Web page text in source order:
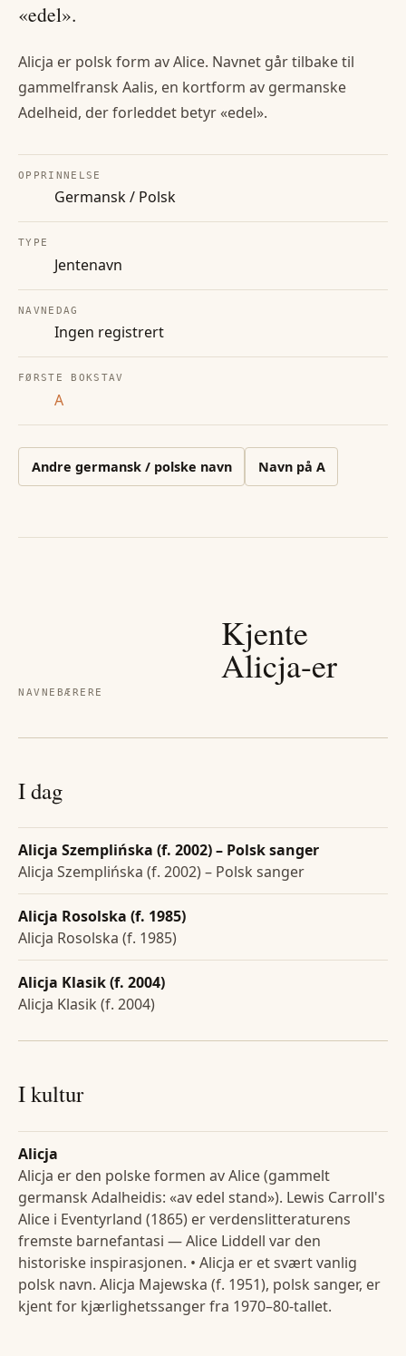
«edel».
Alicja er polsk form av Alice. Navnet går tilbake til
gammelfransk Aalis, en kortform av germanske
Adelheid, der forleddet betyr «edel».
OPPRINNELSE
Germansk / Polsk
TYPE
Jentenavn
NAVNEDAG
Ingen registrert
FØRSTE BOKSTAV
A
Andre germansk / polske navn Navn på A
NAVNEBÆRERE
Kjente
Alicja-er
I dag
Alicja Szemplińska (f. 2002) – Polsk sanger
Alicja Szemplińska (f. 2002) – Polsk sanger
Alicja Rosolska (f. 1985)
Alicja Rosolska (f. 1985)
Alicja Klasik (f. 2004)
Alicja Klasik (f. 2004)
I kultur
Alicja
Alicja er den polske formen av Alice (gammelt
germansk Adalheidis: «av edel stand»). Lewis Carroll's
Alice i Eventyrland (1865) er verdenslitteraturens
fremste barnefantasi — Alice Liddell var den
historiske inspirasjonen. • Alicja er et svært vanlig
polsk navn. Alicja Majewska (f. 1951), polsk sanger, er
kjent for kjærlighetssanger fra 1970–80-tallet.